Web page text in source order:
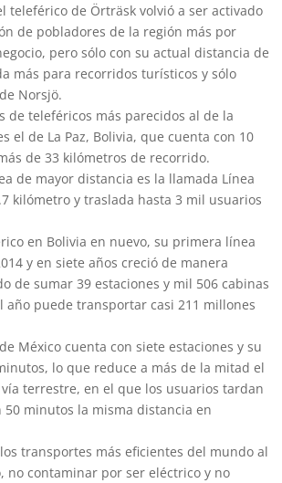
teleférico de Örträsk volvió a ser activado
de pobladores de la región más por
pero sólo con su actual distancia de
más para recorridos turísticos y sólo
Norsjö.
de teleféricos más parecidos al de la
el de La Paz, Bolivia, que cuenta con 10
de 33 kilómetros de recorrido.
de mayor distancia es la llamada Línea
kilómetro y traslada hasta 3 mil usuarios
en Bolivia en nuevo, su primera línea
y en siete años creció de manera
de sumar 39 estaciones y mil 506 cabinas
año puede transportar casi 211 millones
México cuenta con siete estaciones y su
lo que reduce a más de la mitad el
terrestre, en el que los usuarios tardan
50 minutos la misma distancia en
transportes más eficientes del mundo al
no contaminar por ser eléctrico y no